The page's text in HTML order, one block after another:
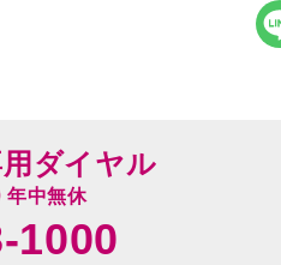
ダイヤル
年中無休
1000